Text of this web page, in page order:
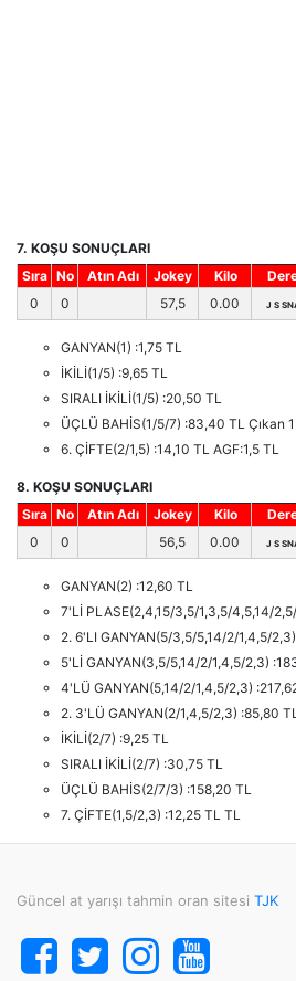
7. KOŞU SONUÇLARI
Sıra No Atın Adı Jokey Kilo
0
0 57,5 0.00 J S
GANYAN(1) :1,75 TL
İKİLİ(1/5) :9,65 TL
SIRALI İKİLİ(1/5) :20,50 TL
ÜÇLÜ BAHİS(1/5/7) :83,40 TL Çıkan
6. ÇİFTE(2/1,5) :14,10 TL AGF:1,5 TL
8. KOŞU SONUÇLARI
Sıra No Atın Adı Jokey Kilo
0
0 56,5 0.00 J S
GANYAN(2) :12,60 TL
7'Lİ PLASE(2,4,15/3,5/1,3,5/4,5,14/
2. 6'LI GANYAN(5/3,5/5,14/2/1,4,5/
5'Lİ GANYAN(3,5/5,14/2/1,4,5/2,3)
4'LÜ GANYAN(5,14/2/1,4,5/2,3)
2. 3'LÜ GANYAN(2/1,4,5/2,3) :85,80
İKİLİ(2/7) :9,25 TL
SIRALI İKİLİ(2/7) :30,75 TL
ÜÇLÜ BAHİS(2/7/3) :158,20 TL
7. ÇİFTE(1,5/2,3) :12,25 TL TL
Güncel at yarışı tahmin oran sitesi TJK